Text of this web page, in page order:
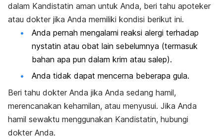
dalam Kandistatin aman untuk Anda, beri tahu apoteker
atau dokter jika Anda memiliki kondisi berikut ini.
Anda pernah mengalami reaksi alergi terhadap
nystatin atau obat lain sebelumnya (termasuk
bahan apa pun dalam krim atau salep).
Anda tidak dapat mencerna beberapa gula.
Beri tahu dokter Anda jika Anda sedang hamil,
merencanakan kehamilan, atau menyusui. Jika Anda
hamil sewaktu menggunakan Kandistatin, hubungi
dokter Anda.